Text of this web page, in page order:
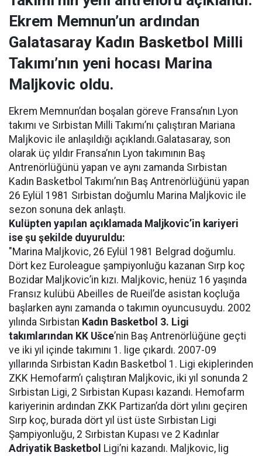
Ekrem Memnun’un ardından
Galatasaray Kadın Basketbol Milli
Takımı’nın yeni hocası Marina
Maljkovic oldu.
Ekrem Memnun’dan boşalan göreve Fransa’nın Lyon
takımı ve Sırbistan Milli Takımı’nı çalıştıran Mariana
Maljkovic ile anlaşıldığı açıklandı.Galatasaray, son
olarak üç yıldır Fransa’nın Lyon takımının Baş
Antrenörlüğünü yapan ve aynı zamanda Sırbistan
Kadın Basketbol Takımı’nın Baş Antrenörlüğünü yapan
26 Eylül 1981 Sırbistan doğumlu Marina Maljkovic ile
sezon sonuna dek anlaştı.
Kulüpten yapılan açıklamada Maljkovic’in kariyeri
ise şu şekilde duyuruldu:
"Marina Maljkovic, 26 Eylül 1981 Belgrad doğumlu.
Dört kez Euroleague şampiyonluğu kazanan Sırp koç
Bozidar Maljkovic’in kızı. Maljkovic, henüz 16 yaşında
Fransız kulübü Abeilles de Rueil’de asistan koçluğa
başlarken aynı zamanda o takımın oyuncusuydu. 2002
yılında Sırbistan Kadın Basketbol 3. Ligi
takımlarından KK Ušce’nin Baş Antrenörlüğüne geçti
ve iki yıl içinde takımını 1. lige çıkardı. 2007-09
yıllarında Sırbistan Kadın Basketbol 1. Ligi ekiplerinden
ZKK Hemofarm’ı çalıştıran Maljkovic, iki yıl sonunda 2
Sırbistan Ligi, 2 Sırbistan Kupası kazandı. Hemofarm
kariyerinin ardından ZKK Partizan’da dört yılını geçiren
Sırp koç, burada dört yıl üst üste Sırbistan Ligi
Şampiyonluğu, 2 Sırbistan Kupası ve 2 Kadınlar
Adriyatik Basketbol Ligi’ni kazandı. Maljkovic, lig